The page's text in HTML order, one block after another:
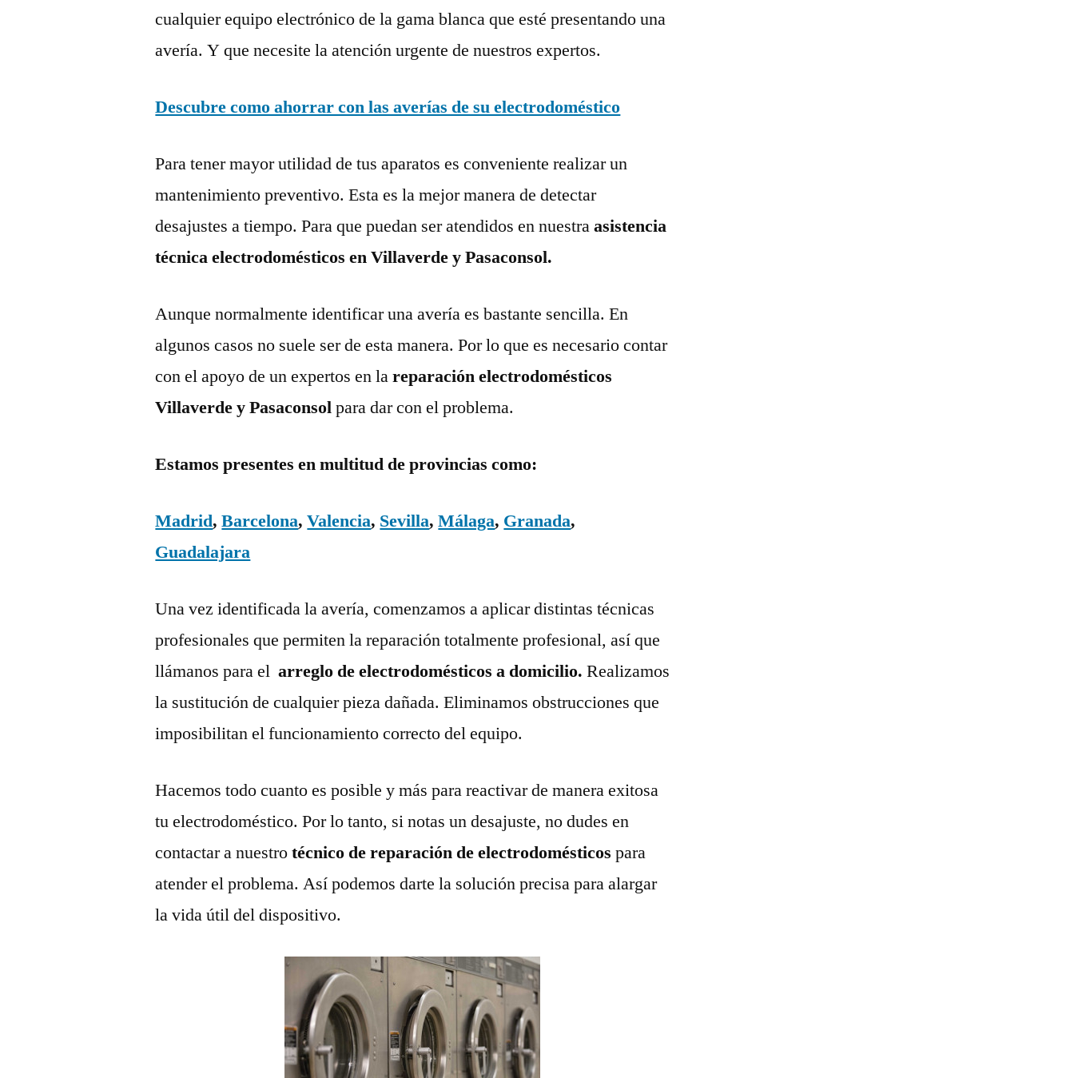
cualquier equipo electrónico de la gama blanca que esté presentando una
avería. Y que necesite la atención urgente de nuestros expertos.
Descubre como ahorrar con las averías de su electrodoméstico
Para tener mayor utilidad de tus aparatos es conveniente realizar un
mantenimiento preventivo. Esta es la mejor manera de detectar
desajustes a tiempo. Para que puedan ser atendidos en nuestraasistencia
técnica electrodomésticos en Villaverde y Pasaconsol.
Aunque normalmente identificar una avería es bastante sencilla. En
algunos casos no suele ser de esta manera. Por lo que es necesario contar
con el apoyo de un expertos en lareparación electrodomésticos
Villaverde y Pasaconsolpara dar con el problema.
Estamos presentes en multitud de provincias como:
Madrid,Barcelona,Valencia, Sevilla,Málaga, Granada,
Guadalajara
Una vez identificada la avería, comenzamos a aplicar distintas técnicas
profesionales que permiten la reparación totalmente profesional, así que
llámanos para el arreglo de electrodomésticos a domicilio.Realizamos
la sustitución de cualquier pieza dañada. Eliminamos obstrucciones que
imposibilitan el funcionamiento correcto del equipo.
Hacemos todo cuanto es posible y más para reactivar de manera exitosa
tu electrodoméstico. Por lo tanto, si notas un desajuste, no dudes en
contactar a nuestrotécnico de reparación de electrodomésticospara
atender el problema. Así podemos darte la solución precisa para alargar
la vida útil del dispositivo.